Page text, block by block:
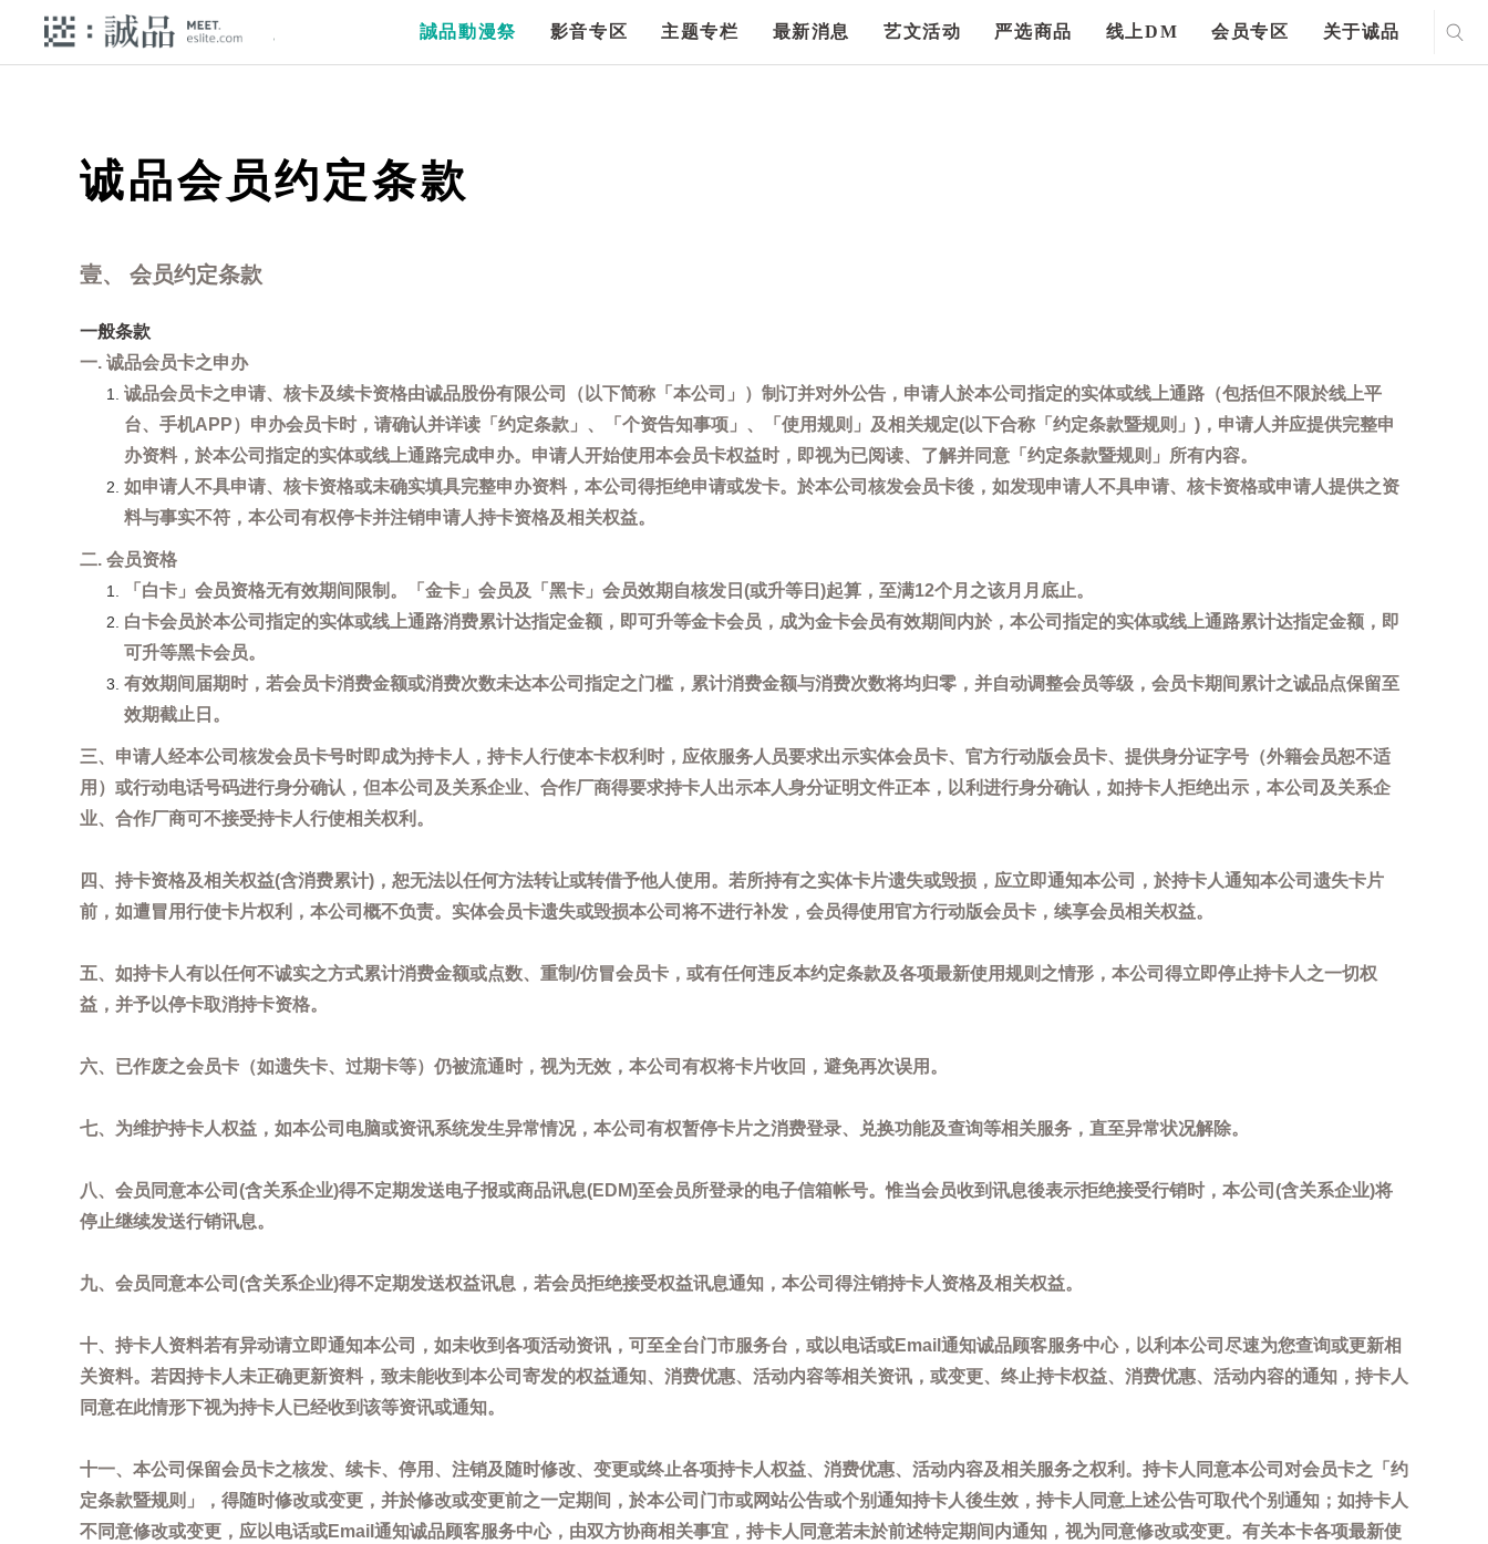
誠品動漫祭 影音专区 主题专栏 最新消息 艺文活动 严选商品 线上DM 会员专区 关于诚品
诚品会员约定条款
壹、 会员约定条款
一般条款
一. 诚品会员卡之申办
诚品会员卡之申请、核卡及续卡资格由诚品股份有限公司（以下简称「本公司」）制订并对外公告，申请人於本公司指定的实体或线上通路（包括但不限於线上平
台、手机APP）申办会员卡时，请确认并详读「约定条款」、「个资告知事项」、「使用规则」及相关规定(以下合称「约定条款暨规则」)，申请人并应提供完整申
办资料，於本公司指定的实体或线上通路完成申办。申请人开始使用本会员卡权益时，即视为已阅读、了解并同意「约定条款暨规则」所有内容。
如申请人不具申请、核卡资格或未确实填具完整申办资料，本公司得拒绝申请或发卡。於本公司核发会员卡後，如发现申请人不具申请、核卡资格或申请人提供之资
料与事实不符，本公司有权停卡并注销申请人持卡资格及相关权益。
二. 会员资格
「白卡」会员资格无有效期间限制。「金卡」会员及「黑卡」会员效期自核发日(或升等日)起算，至满12个月之该月月底止。
白卡会员於本公司指定的实体或线上通路消费累计达指定金额，即可升等金卡会员，成为金卡会员有效期间内於，本公司指定的实体或线上通路累计达指定金额，即
可升等黑卡会员。
有效期间届期时，若会员卡消费金额或消费次数未达本公司指定之门槛，累计消费金额与消费次数将均归零，并自动调整会员等级，会员卡期间累计之诚品点保留至
效期截止日。
三、申请人经本公司核发会员卡号时即成为持卡人，持卡人行使本卡权利时，应依服务人员要求出示实体会员卡、官方行动版会员卡、提供身分证字号（外籍会员恕不适
用）或行动电话号码进行身分确认，但本公司及关系企业、合作厂商得要求持卡人出示本人身分证明文件正本，以利进行身分确认，如持卡人拒绝出示，本公司及关系企
业、合作厂商可不接受持卡人行使相关权利。
四、持卡资格及相关权益(含消费累计)，恕无法以任何方法转让或转借予他人使用。若所持有之实体卡片遗失或毁损，应立即通知本公司，於持卡人通知本公司遗失卡片
前，如遭冒用行使卡片权利，本公司概不负责。实体会员卡遗失或毁损本公司将不进行补发，会员得使用官方行动版会员卡，续享会员相关权益。
五、如持卡人有以任何不诚实之方式累计消费金额或点数、重制/仿冒会员卡，或有任何违反本约定条款及各项最新使用规则之情形，本公司得立即停止持卡人之一切权
益，并予以停卡取消持卡资格。
六、已作废之会员卡（如遗失卡、过期卡等）仍被流通时，视为无效，本公司有权将卡片收回，避免再次误用。
七、为维护持卡人权益，如本公司电脑或资讯系统发生异常情况，本公司有权暂停卡片之消费登录、兑换功能及查询等相关服务，直至异常状况解除。
八、会员同意本公司(含关系企业)得不定期发送电子报或商品讯息(EDM)至会员所登录的电子信箱帐号。惟当会员收到讯息後表示拒绝接受行销时，本公司(含关系企业)将
停止继续发送行销讯息。
九、会员同意本公司(含关系企业)得不定期发送权益讯息，若会员拒绝接受权益讯息通知，本公司得注销持卡人资格及相关权益。
十、持卡人资料若有异动请立即通知本公司，如未收到各项活动资讯，可至全台门市服务台，或以电话或Email通知诚品顾客服务中心，以利本公司尽速为您查询或更新相
关资料。若因持卡人未正确更新资料，致未能收到本公司寄发的权益通知、消费优惠、活动内容等相关资讯，或变更、终止持卡权益、消费优惠、活动内容的通知，持卡人
同意在此情形下视为持卡人已经收到该等资讯或通知。
十一、本公司保留会员卡之核发、续卡、停用、注销及随时修改、变更或终止各项持卡人权益、消费优惠、活动内容及相关服务之权利。持卡人同意本公司对会员卡之「约
定条款暨规则」，得随时修改或变更，并於修改或变更前之一定期间，於本公司门市或网站公告或个别通知持卡人後生效，持卡人同意上述公告可取代个别通知；如持卡人
不同意修改或变更，应以电话或Email通知诚品顾客服务中心，由双方协商相关事宜，持卡人同意若未於前述特定期间内通知，视为同意修改或变更。有关本卡各项最新使